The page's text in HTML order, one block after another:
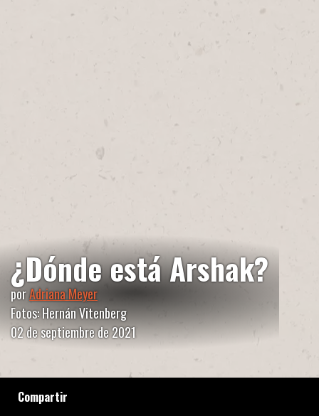
Compartir
¿Dónde está Arshak?
porAdriana Meyer
Fotos: Hernán Vitenberg
02 de septiembre de 2021